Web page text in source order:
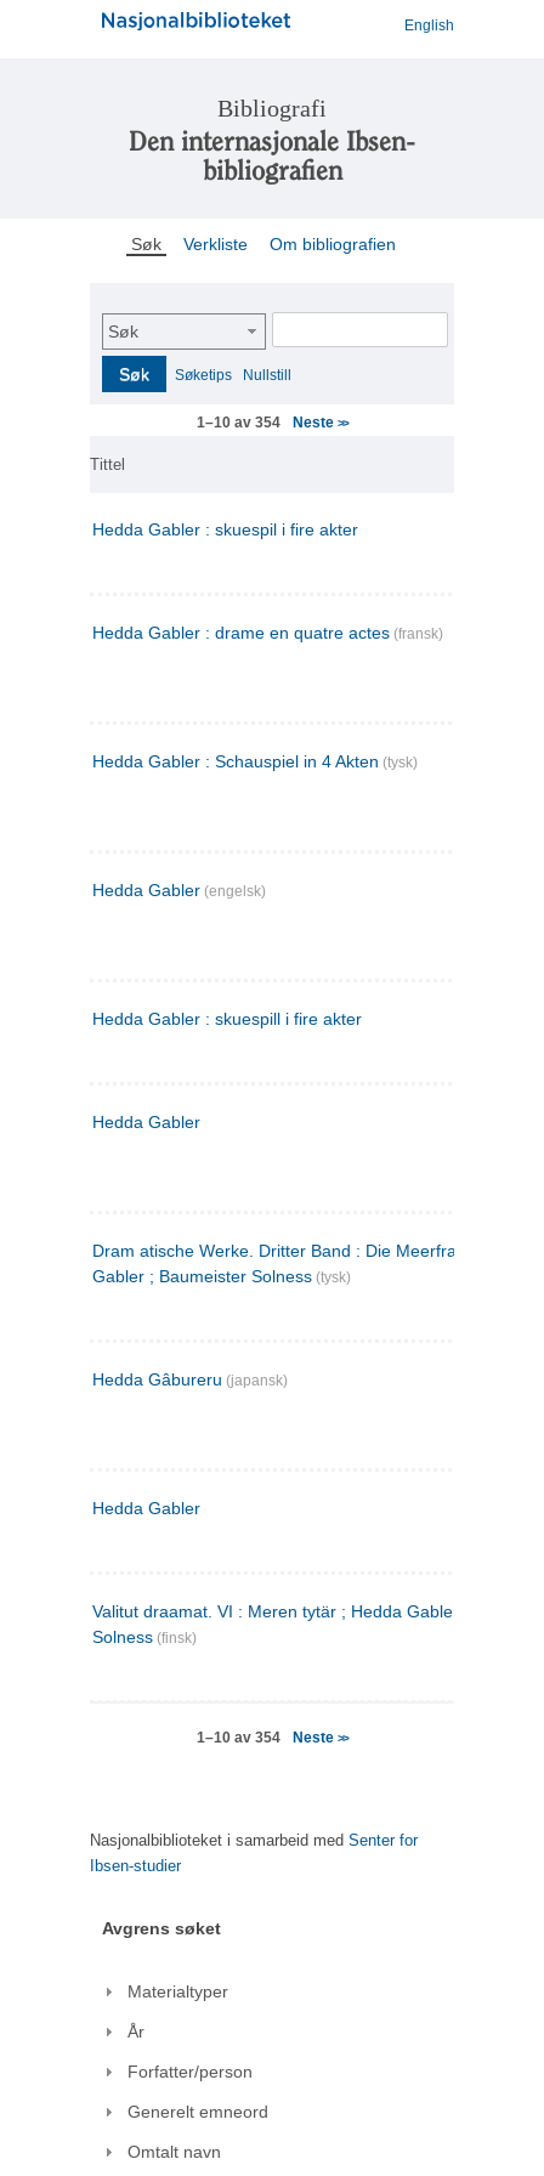
English
Bibliografi
Den internasjonale Ibsen-
bibliografien
Søk Verkliste Om bibliografien
Søk
Søk Søketips Nullstill
1–10 av 354 Neste >>
Tittel
Hedda Gabler : skuespil i fire akter
Hedda Gabler : drame en quatre actes (fransk)
Hedda Gabler : Schauspiel in 4 Akten (tysk)
Hedda Gabler (engelsk)
Hedda Gabler : skuespill i fire akter
Hedda Gabler
Dram atische Werke. Dritter Band : Die Meerfrau ; Hedda
Gabler ; Baumeister Solness (tysk)
Hedda Gâbureru (japansk)
Hedda Gabler
Valitut draamat. VI : Meren tytär ; Hedda Gabler ;
Solness (finsk)
1–10 av 354 Neste >>
Nasjonalbiblioteket i samarbeid med Senter for
Ibsen-studier
Avgrens søket
Materialtyper
År
Forfatter/person
Generelt emneord
Omtalt navn